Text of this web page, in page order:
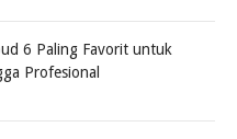
6 Paling Favorit untuk
Profesional